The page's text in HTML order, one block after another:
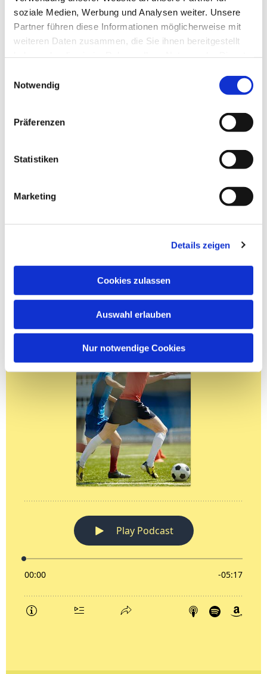
soziale Medien, Werbung und Analysen weiter. Unsere
Partner führen diese Informationen möglicherweise mit
weiteren Daten zusammen, die Sie ihnen bereitgestellt
Notwendig
Präferenzen
Statistiken
Marketing
Details zeigen
Cookies zulassen
Auswahl erlauben
Nur notwendige Cookies